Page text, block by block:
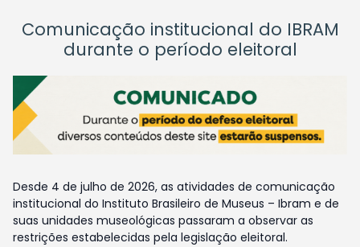
Comunicação institucional do IBRAM
durante o período eleitoral
Desde 4 de julho de 2026, as atividades de comunicação
institucional do Instituto Brasileiro de Museus – Ibram e de
suas unidades museológicas passaram a observar as
restrições estabelecidas pela legislação eleitoral.